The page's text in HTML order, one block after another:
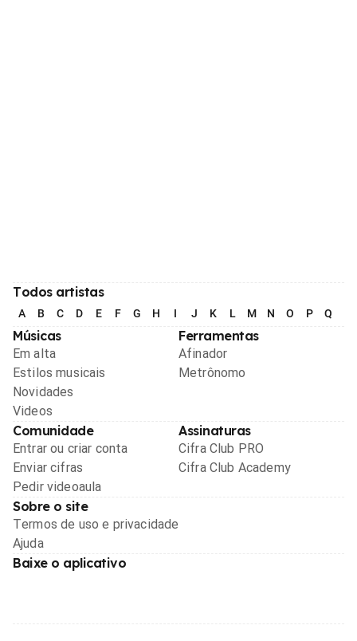
Todos artistas
A B C D E F G H I J K L M N O P Q
Músicas
Em alta
Estilos musicais
Novidades
Videos
Ferramentas
Afinador
Metrônomo
Comunidade
Entrar ou criar conta
Enviar cifras
Pedir videoaula
Assinaturas
Cifra Club PRO
Cifra Club Academy
Sobre o site
Termos de uso e privacidade
Ajuda
Baixe o aplicativo